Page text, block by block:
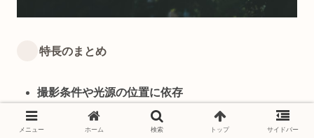
特長のまとめ
撮影条件や光源の位置に依存
各フレアの種類は光源の強さ、角度、レンズ構造
によって異なるため、撮影の工夫が求められま
メニュー ホーム 検索 トップ サイドバー